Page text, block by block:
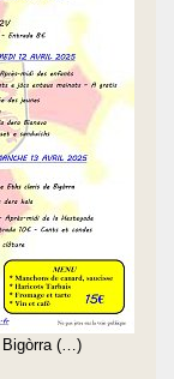
Bigòrra (…)